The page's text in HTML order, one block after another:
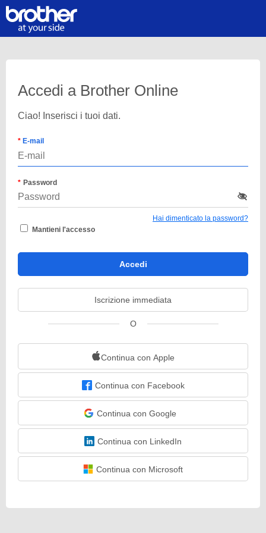
Accedi a Brother Online
Ciao! Inserisci i tuoi dati.
Continua con Apple
Continua con Facebook
Continua con Google
Continua con LinkedIn
Continua con Microsoft
O
E-mail
Password
Hai dimenticato la password?
Mantieni l'accesso
Accedi
Iscrizione immediata